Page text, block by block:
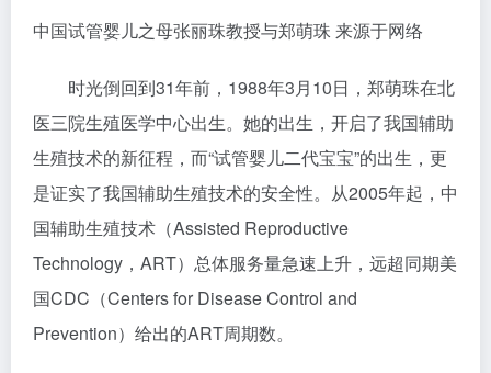
中国试管婴儿之母张丽珠教授与郑萌珠 来源于网络
时光倒回到31年前，1988年3月10日，郑萌珠在北
医三院生殖医学中心出生。她的出生，开启了我国辅助
生殖技术的新征程，而“试管婴儿二代宝宝”的出生，更
是证实了我国辅助生殖技术的安全性。从2005年起，中
国辅助生殖技术（Assisted Reproductive
Technology，ART）总体服务量急速上升，远超同期美
国CDC（Centers for Disease Control and
Prevention）给出的ART周期数。